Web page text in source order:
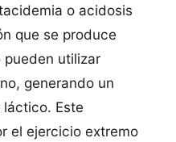
o acidosis
que se produce
utilizar
generando un
Este
el ejercicio extremo